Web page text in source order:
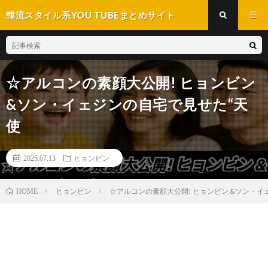
韓流スタイル系YOU TUBEまとめサイト
☆アルコンの素顔大公開! ヒョンビン
&ソン・イェジンの自宅で見せた“天
使
2025.07.13 ヒョンビン
HOME ヒョンビン ☆アルコンの素顔大公開! ヒョンビン &ソン・イ